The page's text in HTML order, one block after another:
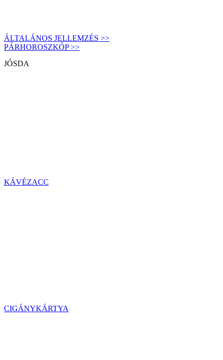
ÁLTALÁNOS JELLEMZÉS >>
PÁRHOROSZKÓP >>
JÓSDA
KÁVÉZACC
CIGÁNYKÁRTYA